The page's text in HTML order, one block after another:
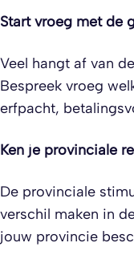
Start vroeg met de
Veel hangt af van
Bespreek vroeg
erfpacht,
Ken je provinciale
De provinciale
verschil maken in
jouw provincie